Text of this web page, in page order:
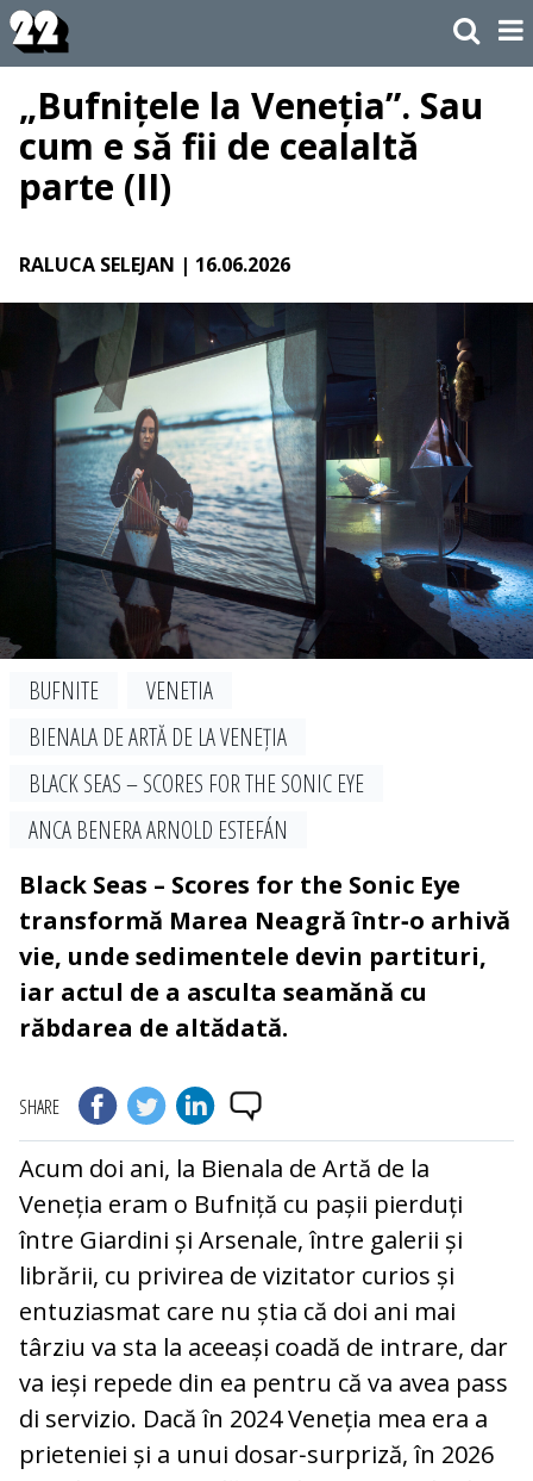
„Bufnițele la Veneția”. Sau
cum e să fii de cealaltă
parte (II)
RALUCA SELEJAN | 16.06.2026
BUFNITE
VENETIA
BIENALA DE ARTĂ DE LA VENEȚIA
BLACK SEAS – SCORES FOR THE SONIC EYE
ANCA BENERA ARNOLD ESTEFÁN
Black Seas – Scores for the Sonic Eye
transformă Marea Neagră într‑o arhivă
vie, unde sedimentele devin partituri,
iar actul de a asculta seamănă cu
răbdarea de altădată.
SHARE
Acum doi ani, la Bienala de Artă de la
Veneția eram o Bufniță cu pașii pierduți
între Giardini și Arsenale, între galerii și
librării, cu privirea de vizitator curios și
entuziasmat care nu știa că doi ani mai
târziu va sta la aceeași coadă de intrare, dar
va ieși repede din ea pentru că va avea pass
di servizio. Dacă în 2024 Veneția mea era a
prieteniei și a unui dosar‑surpriză, în 2026